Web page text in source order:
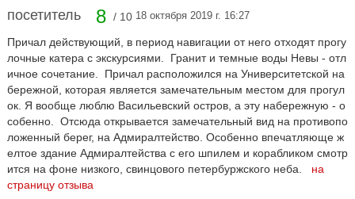
посетитель 8 / 10 18 октября 2019 г. 16:27
Причал действующий, в период навигации от него отходят прогу
лочные катера с экскурсиями. Гранит и темные воды Невы - отл
ичное сочетание. Причал расположился на Университетской на
бережной, которая является замечательным местом для прогул
ок. Я вообще люблю Васильевский остров, а эту набережную - о
собенно. Отсюда открывается замечательный вид на противопо
ложенный берег, на Адмиралтейство. Особенно впечатляюще ж
елтое здание Адмиралтейства с его шпилем и корабликом смотр
ится на фоне низкого, свинцового петербуржского неба. на
страницу отзыва